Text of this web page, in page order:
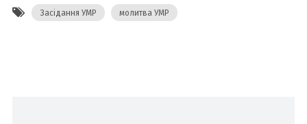
Засідання УМР молитва УМР